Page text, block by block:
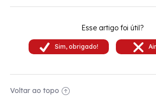
Esse artigo foi útil?
Voltar ao topo